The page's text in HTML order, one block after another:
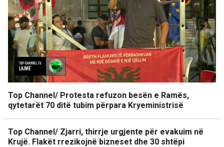
Top Channel/ Protesta refuzon besën e Ramës,
qytetarët 70 ditë tubim përpara Kryeministrisë
Top Channel/ Zjarri, thirrje urgjente për evakuim në
Krujë. Flakët rrezikojnë bizneset dhe 30 shtëpi